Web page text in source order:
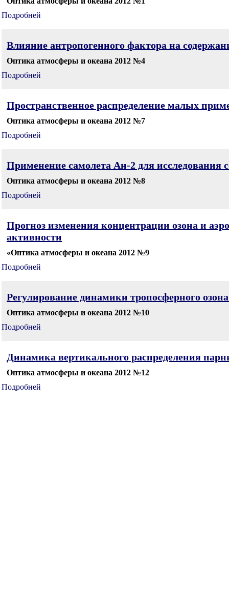
Подробней
Влияние антропогенного фактора на
Оптика атмосферы и океана 2012 №4
Подробней
Пространственное распределение малых
Оптика атмосферы и океана 2012 №7
Подробней
Применение самолета Ан-2 для исследования
Оптика атмосферы и океана 2012 №8
Подробней
Прогноз изменения концентрации озона и
активности
«Оптика атмосферы и океана 2012 №9
Подробней
Регулирование динамики тропосферного озона
Оптика атмосферы и океана 2012 №10
Подробней
Динамика вертикального распределения
Оптика атмосферы и океана 2012 №12
Подробней